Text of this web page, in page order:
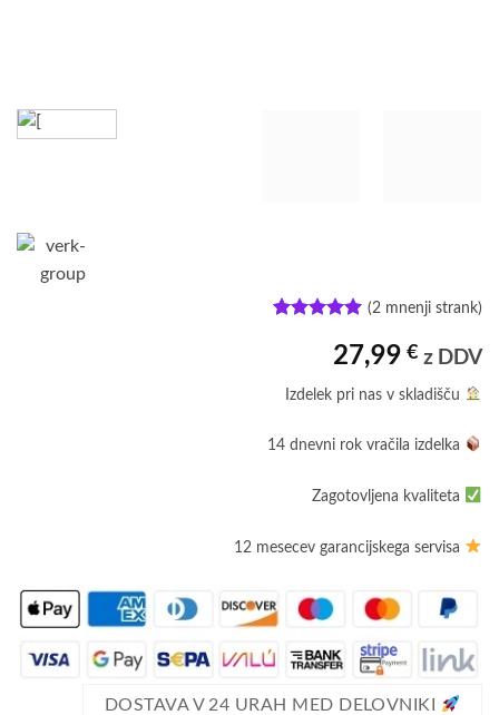
od 5 na
ocene
strank
(2 mnenji strank)
27,99 € z DDV
Izdelek pri nas v skladišču
14 dnevni rok vračila izdelka
Zagotovljena kvaliteta
12 mesecev garancijskega servisa
DOSTAVA V 24 URAH MED DELOVNIKI